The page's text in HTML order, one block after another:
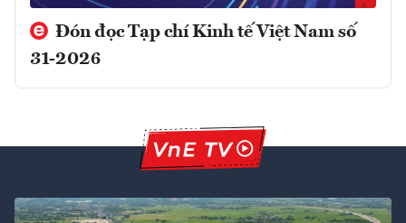
Đón đọc Tạp chí Kinh tế Việt Nam số
31-2026